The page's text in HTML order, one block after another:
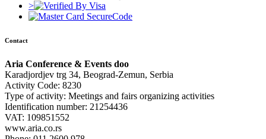
>
Contact
Aria Conference & Events doo
Karadjordjev trg 34, Beograd-Zemun, Serbia
Activity Code: 8230
Type of activity: Meetings and fairs organizing activities
Identification number: 21254436
VAT: 109851552
www.aria.co.rs